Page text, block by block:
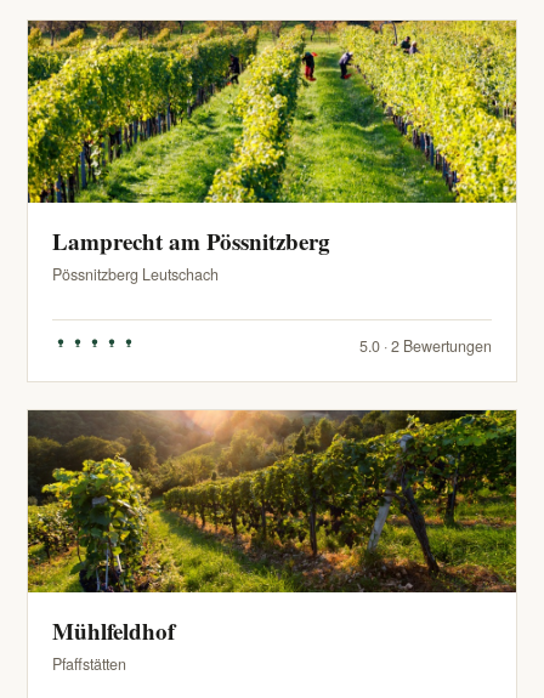
Lamprecht am Pössnitzberg
Pössnitzberg Leutschach
5.0 · 2 Bewertungen
Mühlfeldhof
Pfaffstätten